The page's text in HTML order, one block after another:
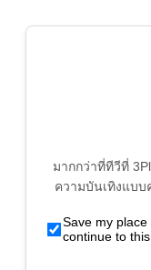
มากกว่าที่ทีวีที่
ความบันเทิงแบ
Save my
continue to this